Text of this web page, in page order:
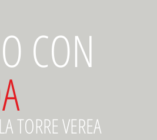
CON
TORRE VEREA